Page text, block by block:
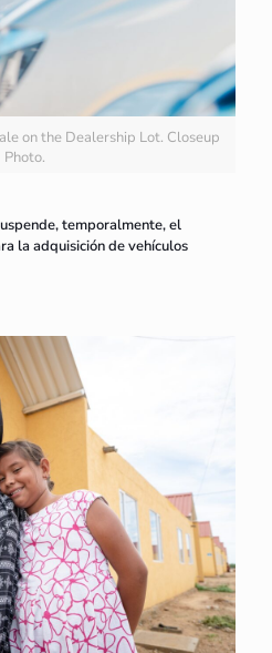
on the Dealership Lot. Closeup
Photo.
temporalmente, el
la adquisición de vehículos